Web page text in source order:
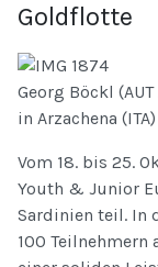
Goldflotte
Georg Böckl
in Arzachena
Vom 18. bis 25.
Youth & Junior
Sardinien teil. In
100 Teilnehmern